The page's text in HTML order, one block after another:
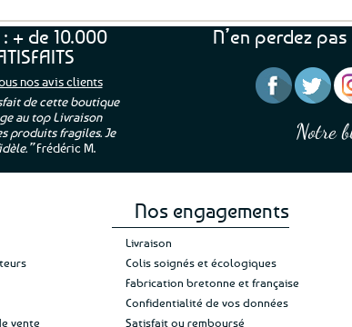
variations.
+ de 10.000
nos avis clients
de cette boutique
au top Livraison
produits fragiles. Je
Frédéric M.
“Une boutique que je
leur sérieux, des bons et beaux
et une équipe à l’écoute :-)”
N’en perdez
Notre
vente
Nos engagements
Livraison
Colis soignés et écologiques
Fabrication bretonne et française
Confidentialité de vos données
Satisfait ou remboursé